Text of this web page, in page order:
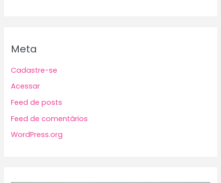
Meta
Cadastre-se
Acessar
Feed de posts
Feed de comentários
WordPress.org